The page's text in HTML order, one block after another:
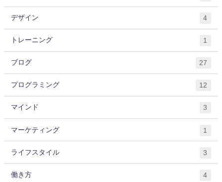
デザイン 4
トレーニング 1
ブログ 27
プログラミング 12
マインド 3
マーケティング 1
ライフスタイル 3
働き方 4